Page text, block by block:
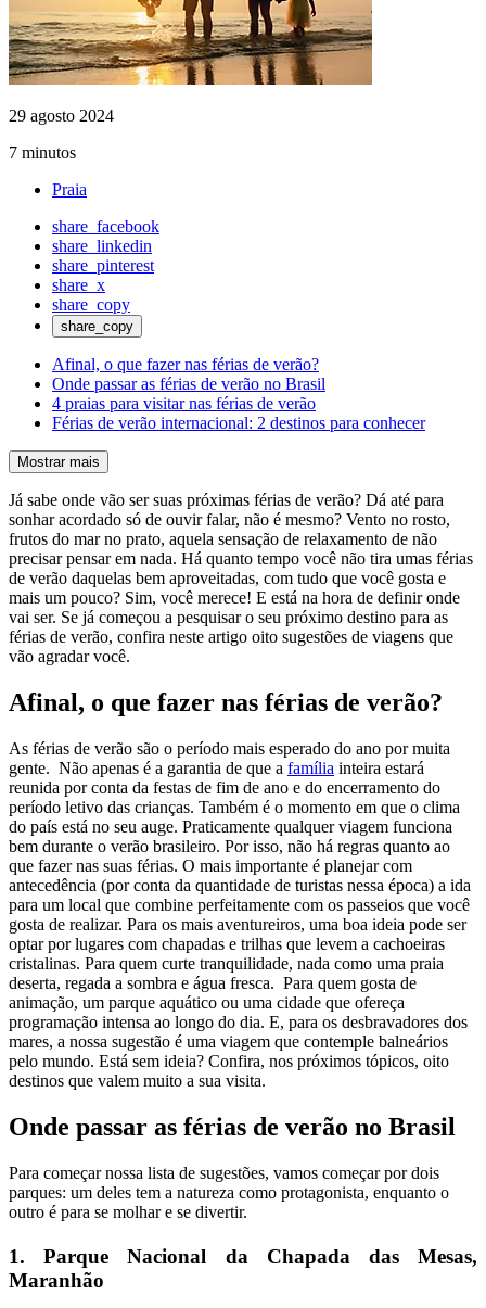
29 agosto 2024
7 minutos
Praia
share_facebook
share_linkedin
share_pinterest
share_x
share_copy
share_copy
Afinal, o que fazer nas férias de verão?
Onde passar as férias de verão no Brasil
4 praias para visitar nas férias de verão
Férias de verão internacional: 2 destinos para conhecer
Mostrar mais
Já sabe onde vão ser suas próximas férias de verão? Dá até para
sonhar acordado só de ouvir falar, não é mesmo? Vento no rosto,
frutos do mar no prato, aquela sensação de relaxamento de não
precisar pensar em nada. Há quanto tempo você não tira umas férias
de verão daquelas bem aproveitadas, com tudo que você gosta e
mais um pouco? Sim, você merece! E está na hora de definir onde
vai ser. Se já começou a pesquisar o seu próximo destino para as
férias de verão, confira neste artigo oito sugestões de viagens que
vão agradar você.
Afinal, o que fazer nas férias de verão?
As férias de verão são o período mais esperado do ano por muita
gente. Não apenas é a garantia de que a família inteira estará
reunida por conta da festas de fim de ano e do encerramento do
período letivo das crianças. Também é o momento em que o clima
do país está no seu auge. Praticamente qualquer viagem funciona
bem durante o verão brasileiro. Por isso, não há regras quanto ao
que fazer nas suas férias. O mais importante é planejar com
antecedência (por conta da quantidade de turistas nessa época) a ida
para um local que combine perfeitamente com os passeios que você
gosta de realizar. Para os mais aventureiros, uma boa ideia pode ser
optar por lugares com chapadas e trilhas que levem a cachoeiras
cristalinas. Para quem curte tranquilidade, nada como uma praia
deserta, regada a sombra e água fresca. Para quem gosta de
animação, um parque aquático ou uma cidade que ofereça
programação intensa ao longo do dia. E, para os desbravadores dos
mares, a nossa sugestão é uma viagem que contemple balneários
pelo mundo. Está sem ideia? Confira, nos próximos tópicos, oito
destinos que valem muito a sua visita.
Onde passar as férias de verão no Brasil
Para começar nossa lista de sugestões, vamos começar por dois
parques: um deles tem a natureza como protagonista, enquanto o
outro é para se molhar e se divertir.
1. Parque Nacional da Chapada das Mesas,
Maranhão